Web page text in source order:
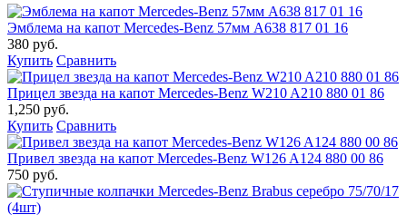
Эмблема на капот Mercedes-Benz 57мм A638 817 01 16
380 руб.
Купить Сравнить
Прицел звезда на капот Mercedes-Benz W210 A210 880 01 86
1,250 руб.
Купить Сравнить
Привел звезда на капот Mercedes-Benz W126 A124 880 00 86
750 руб.